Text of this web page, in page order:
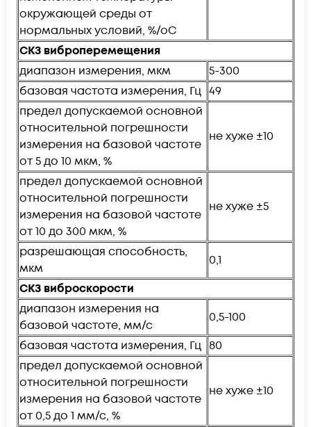
окружающей среды от
нормальных условий, %/оС
СКЗ виброперемещения
диапазон измерения, мкм
5-300
базовая частота измерения, Гц 49
предел допускаемой основной
относительной погрешности
измерения на базовой частоте
от 5 до 10 мкм, %
не хуже ±10
предел допускаемой основной
относительной погрешности
измерения на базовой частоте
от 10 до 300 мкм, %
не хуже ±5
разрешающая способность,
мкм
0,1
СКЗ виброскорости
диапазон измерения на
базовой частоте, мм/с
0,5-100
базовая частота измерения, Гц 80
предел допускаемой основной
относительной погрешности
измерения на базовой частоте
от 0,5 до 1 мм/с, %
не хуже ±10